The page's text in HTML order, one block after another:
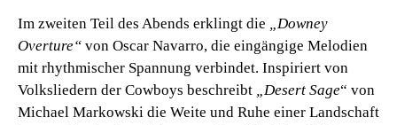
Im zweiten Teil des Abends erklingt die „Downey
Overture“ von Oscar Navarro, die eingängige Melodien
mit rhythmischer Spannung verbindet. Inspiriert von
Volksliedern der Cowboys beschreibt „Desert Sage“ von
Michael Markowski die Weite und Ruhe einer Landschaft